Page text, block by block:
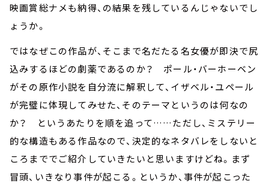
映画賞総ナメも納得、の結果を残しているんじゃないでし
ょうか。
ではなぜこの作品が、そこまで名だたる名女優が即決で尻
込みするほどの劇薬であるのか？ ポール・バーホーベン
がその原作小説を自分流に解釈して、イザベル・ユペール
が完璧に体現してみせた、そのテーマというのは何なの
か？ というあたりを順を追って……ただし、ミステリー
的な構造もある作品なので、決定的なネタバレをしないと
ころまででご紹介していきたいと思いますけどね。まず
冒頭、いきなり事件が起こる。というか、事件が起こった